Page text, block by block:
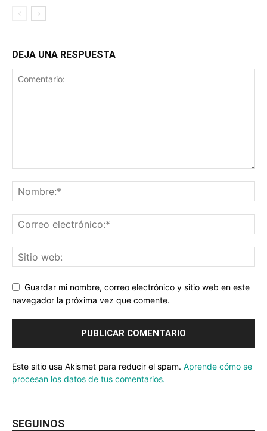
DEJA UNA RESPUESTA
Guardar mi nombre, correo electrónico y sitio web en este
navegador la próxima vez que comente.
Este sitio usa Akismet para reducir el spam. Aprende cómo se
procesan los datos de tus comentarios.
SEGUINOS